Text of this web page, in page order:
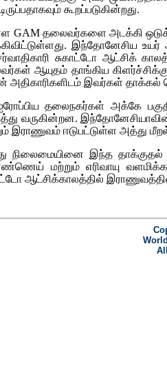
கூறப்படுகின்றது.
GAMதலைவர்களை அடக்கி
இந்தோனேசிய
சுகாட்டோ ஆட்சிக்
ஆயுதம் தாங்கிய
அதிகாரிகளிடம் இவர்கள்
தலைநகர்கள் அக்கே
வருகின்றன.
இராணுவம் ஈடுபட்டுள்ள அத்து
நிலைமையினை இந்த
மற்றும் எரிவாயு
ஆட்சிக்காலத்தில்